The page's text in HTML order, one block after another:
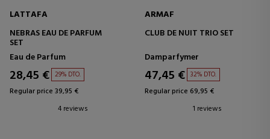
LATTAFA
NEBRAS EAU DE PARFUM
SET
Eau de Parfum
28,45 € 29% DTO.
Regular price 39,95 €
4 reviews
ARMAF
CLUB DE NUIT TRIO SET
Damparfymer
47,45 € 32% DTO.
Regular price 69,95 €
1 reviews